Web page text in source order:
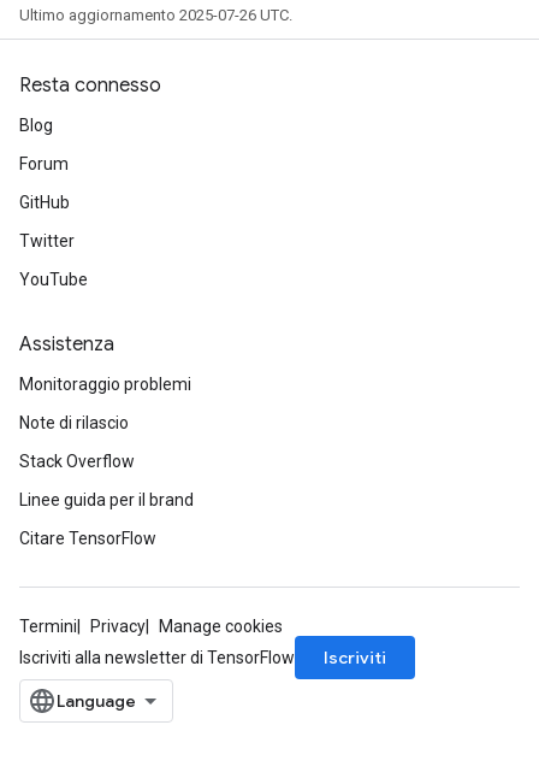
Ultimo aggiornamento 2025-07-26 UTC.
Resta connesso
Blog
Forum
GitHub
Twitter
YouTube
Assistenza
Monitoraggio problemi
Note di rilascio
Stack Overflow
Linee guida per il brand
Citare TensorFlow
Termini Privacy
Manage cookies
Iscriviti alla newsletter di TensorFlow
Iscriviti